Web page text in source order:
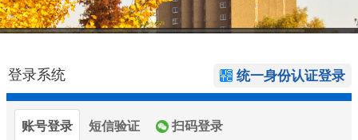
登录系统 统一身份认证登录
账号登录 短信验证 扫码登录